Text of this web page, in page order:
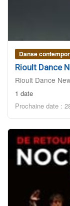
Danse
Rioult Dance
Rioult Dance
1 date
Prochaine date :